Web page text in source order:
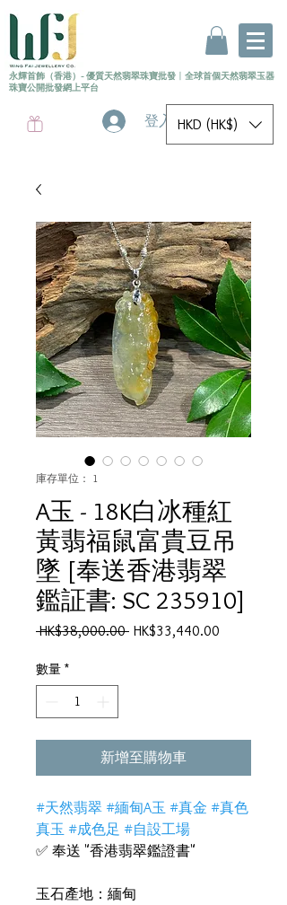
永輝首飾（香港）- 優質天然翡翠珠寶批發 〡 全球首個天然翡翠玉器
珠寶公開批發網上平台
登入 HKD (HK$)
庫存單位： 1
A玉 - 18K白冰種紅
黃翡福鼠富貴豆吊
墜 [奉送香港翡翠
鑑証書: SC 235910]
HK$38,000.00 一HK$33,440.00
數量 *
新增至購物車
#天然翡翠 #緬甸A玉 #真金 #真色
真玉 #成色足 #自設工場
✅ 奉送 "香港翡翠鑑證書"
玉石產地：緬甸